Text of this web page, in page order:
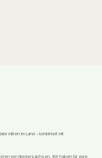
mitten im Land – kombiniert mit
von Niedersachsen. Wir haben für eure